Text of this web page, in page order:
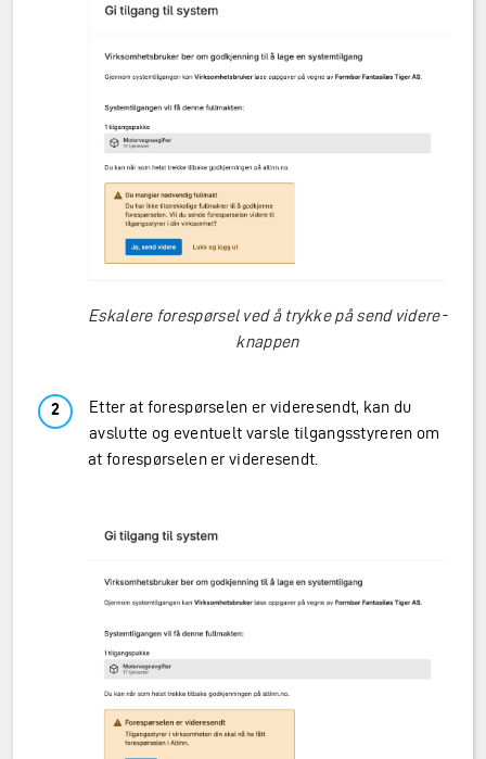
Eskalere forespørsel ved å trykke på send videre-
knappen
Etter at forespørselen er videresendt, kan du
avslutte og eventuelt varsle tilgangsstyreren om
at forespørselen er videresendt.